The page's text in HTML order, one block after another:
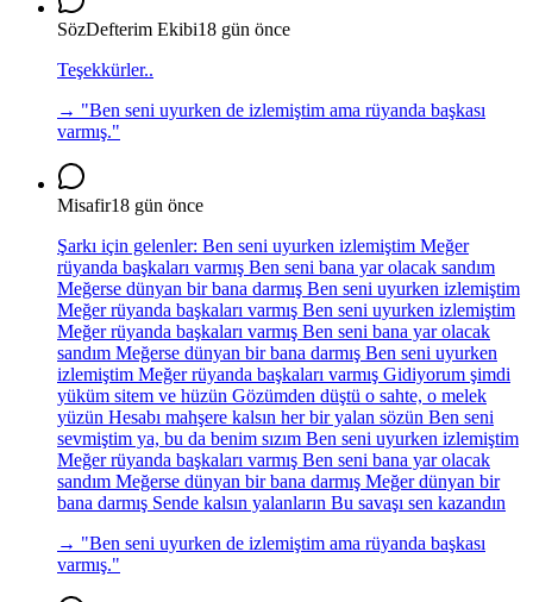
SözDefterim Ekibi18 gün önce
Teşekkürler..
→ "Ben seni uyurken de izlemiştim ama rüyanda başkası
varmış."
Misafir18 gün önce
Şarkı için gelenler: Ben seni uyurken izlemiştim Meğer
rüyanda başkaları varmış Ben seni bana yar olacak sandım
Meğerse dünyan bir bana darmış Ben seni uyurken izlemiştim
Meğer rüyanda başkaları varmış Ben seni uyurken izlemiştim
Meğer rüyanda başkaları varmış Ben seni bana yar olacak
sandım Meğerse dünyan bir bana darmış Ben seni uyurken
izlemiştim Meğer rüyanda başkaları varmış Gidiyorum şimdi
yüküm sitem ve hüzün Gözümden düştü o sahte, o melek
yüzün Hesabı mahşere kalsın her bir yalan sözün Ben seni
sevmiştim ya, bu da benim sızım Ben seni uyurken izlemiştim
Meğer rüyanda başkaları varmış Ben seni bana yar olacak
sandım Meğerse dünyan bir bana darmış Meğer dünyan bir
bana darmış Sende kalsın yalanların Bu savaşı sen kazandın
→ "Ben seni uyurken de izlemiştim ama rüyanda başkası
varmış."